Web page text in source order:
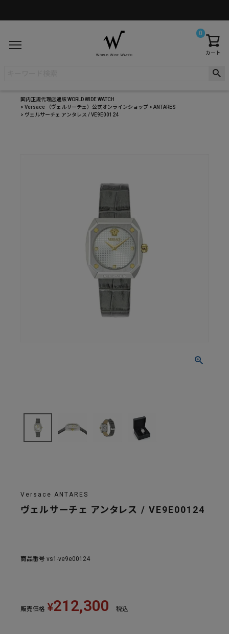
カート
0
国内正規代理店通販 WORLD WIDE WATCH
Versace （ヴェルサーチェ）公式オンラインショップ
ANTARES
ヴェルサーチェ アンタレス / VE9E00124
Versace ANTARES
ヴェルサーチェ アンタレス / VE9E00124
商品番号 vs1-ve9e00124
販売価格 ¥212,300 税込